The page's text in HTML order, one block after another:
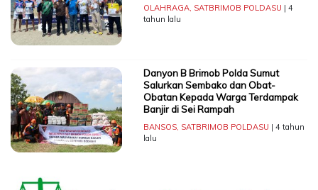
OLAHRAGA, SATBRIMOB POLDASU | 4
tahun lalu
Danyon B Brimob Polda Sumut
Salurkan Sembako dan Obat-
Obatan Kepada Warga Terdampak
Banjir di Sei Rampah
BANSOS, SATBRIMOB POLDASU | 4 tahun
lalu